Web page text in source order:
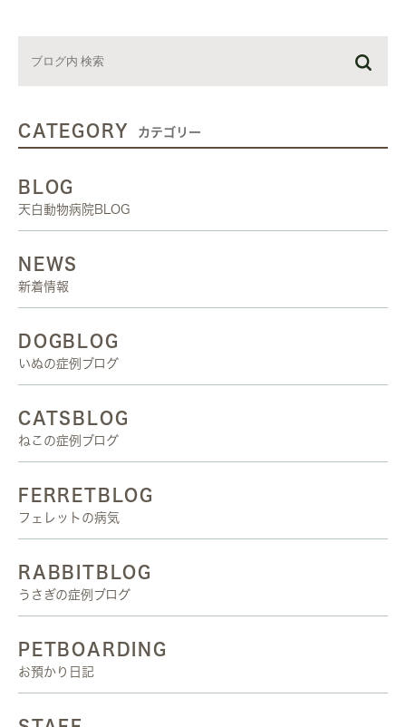
CATEGORY カテゴリー
BLOG
天白動物病院BLOG
NEWS
新着情報
DOGBLOG
いぬの症例ブログ
CATSBLOG
ねこの症例ブログ
FERRETBLOG
フェレットの病気
RABBITBLOG
うさぎの症例ブログ
PETBOARDING
お預かり日記